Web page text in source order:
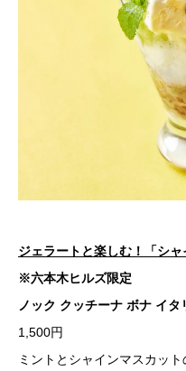
ジェラートと楽しむ！「シャ
※六本木ヒルズ限定
ノック クッチーナ ボナ イタ
1,500円
ミントとシャインマスカッ